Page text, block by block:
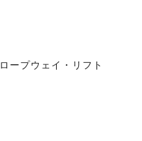
ロープウェイ・リフト